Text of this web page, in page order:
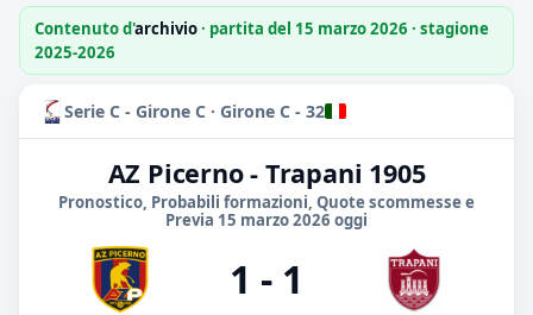
Contenuto d'archivio· partita del 15 marzo 2026 · stagione
2025-2026
Serie C - Girone C · Girone C - 32
AZ Picerno - Trapani 1905
Pronostico, Probabili formazioni, Quote scommesse e
Previa 15 marzo 2026 oggi
1 - 1